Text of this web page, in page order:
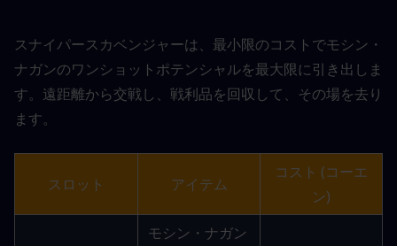
スナイパースカベンジャーは、最小限のコストでモシン・
ナガンのワンショットポテンシャルを最大限に引き出しま
す。遠距離から交戦し、戦利品を回収して、その場を去り
ます。
スロット アイテム
コスト (コーエ
ン)
モシン・ナガン